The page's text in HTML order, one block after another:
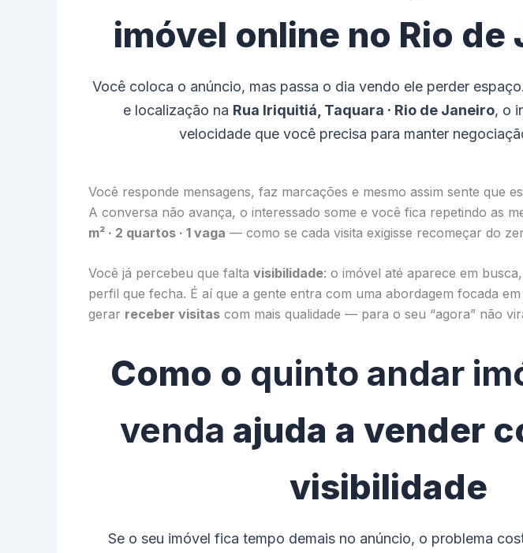
imóvel online no Rio de
Você coloca o anúncio, mas passa o dia vendo ele perder
e localização na Rua Iriquitiá, Taquara · Rio de Janeiro, o
velocidade que você precisa para manter
Você responde mensagens, faz marcações e mesmo assim sente que
A conversa não avança, o interessado some e você fica repetindo as
m² · 2 quartos · 1 vaga — como se cada visita exigisse recomeçar do
Você já percebeu que falta visibilidade: o imóvel até aparece em
perfil que fecha. É aí que a gente entra com uma abordagem focada em
gerar receber visitas com mais qualidade — para o seu “agora” não
Como o quinto andar
venda ajuda a vender
visibilidade
Se o seu imóvel fica tempo demais no anúncio, o problema